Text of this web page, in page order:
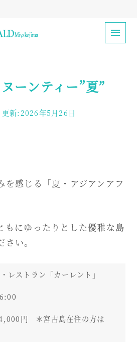
ーンティー”夏”
更新:2026年5月26日
を感じる「夏・アジアンアフ
もにゆったりとした優雅な島
い。
レストラン「カーレント」
円 ＊宮古島在住の方は